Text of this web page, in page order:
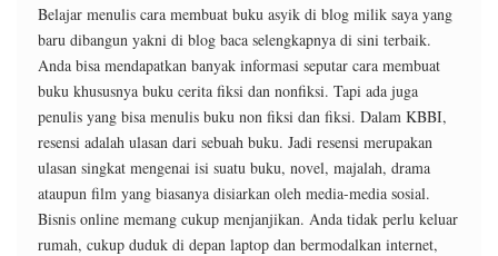
Belajar menulis cara membuat buku asyik di blog milik saya yang
baru dibangun yakni di blog baca selengkapnya di sini terbaik.
Anda bisa mendapatkan banyak informasi seputar cara membuat
buku khususnya buku cerita fiksi dan nonfiksi. Tapi ada juga
penulis yang bisa menulis buku non fiksi dan fiksi. Dalam KBBI,
resensi adalah ulasan dari sebuah buku. Jadi resensi merupakan
ulasan singkat mengenai isi suatu buku, novel, majalah, drama
ataupun film yang biasanya disiarkan oleh media-media sosial.
Bisnis online memang cukup menjanjikan. Anda tidak perlu keluar
rumah, cukup duduk di depan laptop dan bermodalkan internet,